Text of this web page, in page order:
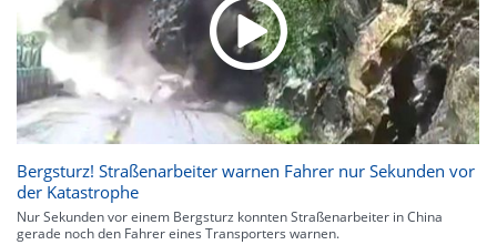
Bergsturz! Straßenarbeiter warnen Fahrer nur Sekunden vor
der Katastrophe
Nur Sekunden vor einem Bergsturz konnten Straßenarbeiter in China
gerade noch den Fahrer eines Transporters warnen.